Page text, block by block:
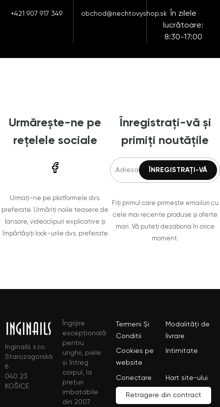
+421 907 917 349 obchod@nechtovyshop.sk
În zilele
lucrătoare:
8:30-17:00
Urmărește-ne pe
rețelele sociale
Urmați-ne pe platformele dvs.
preferate. Urmăriți noile teasere de
lansare, videoclipuri explicative și
împărtășiți look-urile dvs. preferate
Înregistrați-vă și
primiți noutățile
Fiți primul care primește emailuri cu
cele mai recente produse și oferte
mari. Vă puteți dezabona în orice
moment.
Inginails s.r.o.
Starozagorská
6
040 23
KOŠICE
Îngrijire
excepțională
pentru
unghii, piele
și întreg
corpul, la
prețuri
imbatabile
din 2007
Termeni Și
Conditii
Modalități de
livrare
Cookies pe
website
Intimitate
Conectare Hart site-ului
Retragere din contract